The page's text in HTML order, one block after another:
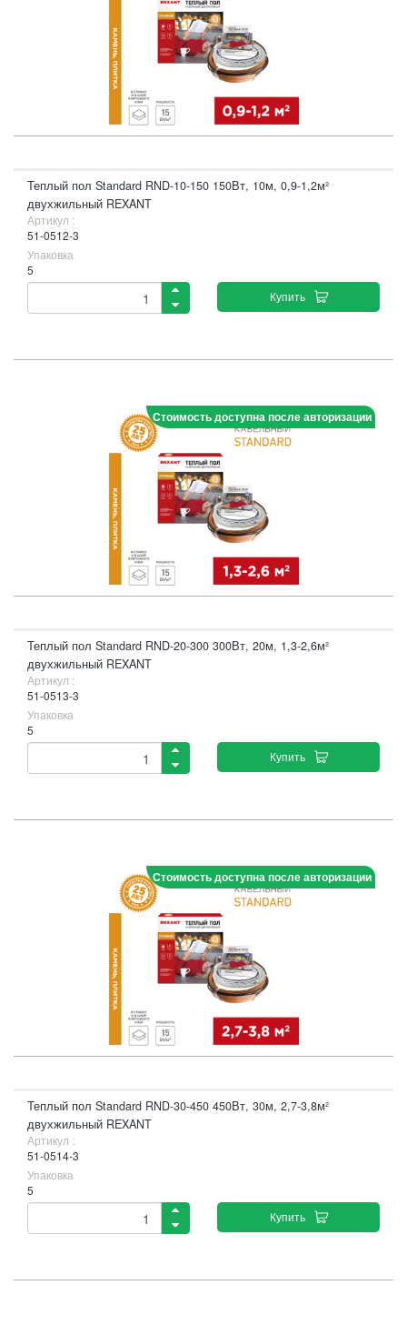
Теплый пол Standard RND-10-150 150Вт, 10м, 0,9-1,2м²
двухжильный REXANT
Артикул :
51-0512-3
Упаковка
5
Купить
Стоимость доступна после авторизации
Теплый пол Standard RND-20-300 300Вт, 20м, 1,3-2,6м²
двухжильный REXANT
Артикул :
51-0513-3
Упаковка
5
Купить
Стоимость доступна после авторизации
Теплый пол Standard RND-30-450 450Вт, 30м, 2,7-3,8м²
двухжильный REXANT
Артикул :
51-0514-3
Упаковка
5
Купить